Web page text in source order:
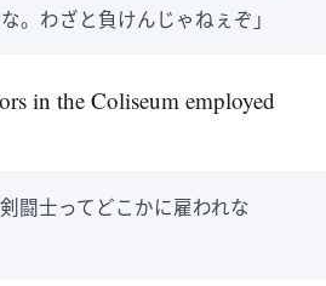
。わざと負けんじゃねぇぞ」
in the Coliseum employed
闘士ってどこかに雇われな